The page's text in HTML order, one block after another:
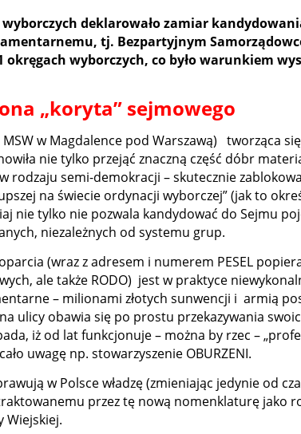
deklarowało zamiar
tj. Bezpartyjnym
wyborczych, co było warunkiem
„koryta” sejmowego
w Magdalence pod Warszawą) tworząca
nie tylko przejąć znaczną część dóbr
rodzaju semi-demokracji – skutecznie
na świecie ordynacji wyborczej” (jak to
nie tylko nie pozwala kandydować do Sejmu
niezależnych od systemu grup.
(wraz z adresem i numerem PESEL
ale także RODO) jest w praktyce
– milionami złotych sunwencji i armią
ulicy obawia się po prostu przekazywania
iż od lat funkcjonuje – można by rzec –
uwagę np. stowarzyszenie OBURZENI.
w Polsce władzę (zmieniając jedynie od
przez tę nową nomenklaturę jako
Wiejskiej.